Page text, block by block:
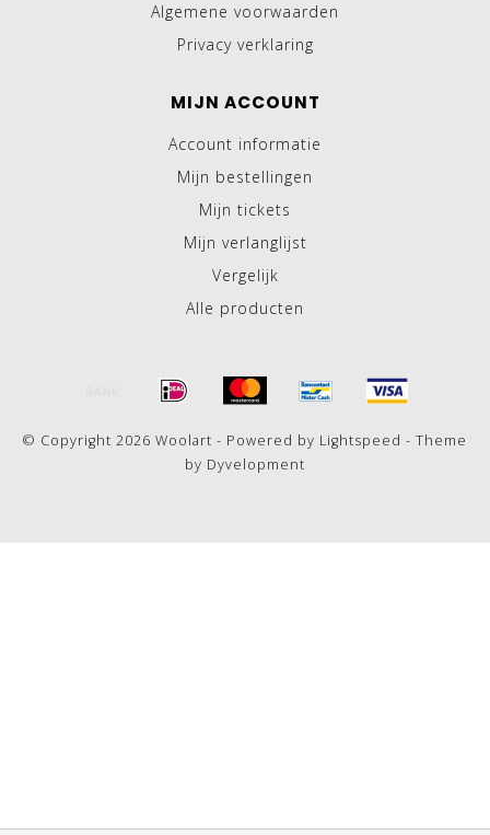
Algemene voorwaarden
Privacy verklaring
MIJN ACCOUNT
Account informatie
Mijn bestellingen
Mijn tickets
Mijn verlanglijst
Vergelijk
Alle producten
© Copyright 2026 Woolart - Powered by Lightspeed - Theme
by Dyvelopment